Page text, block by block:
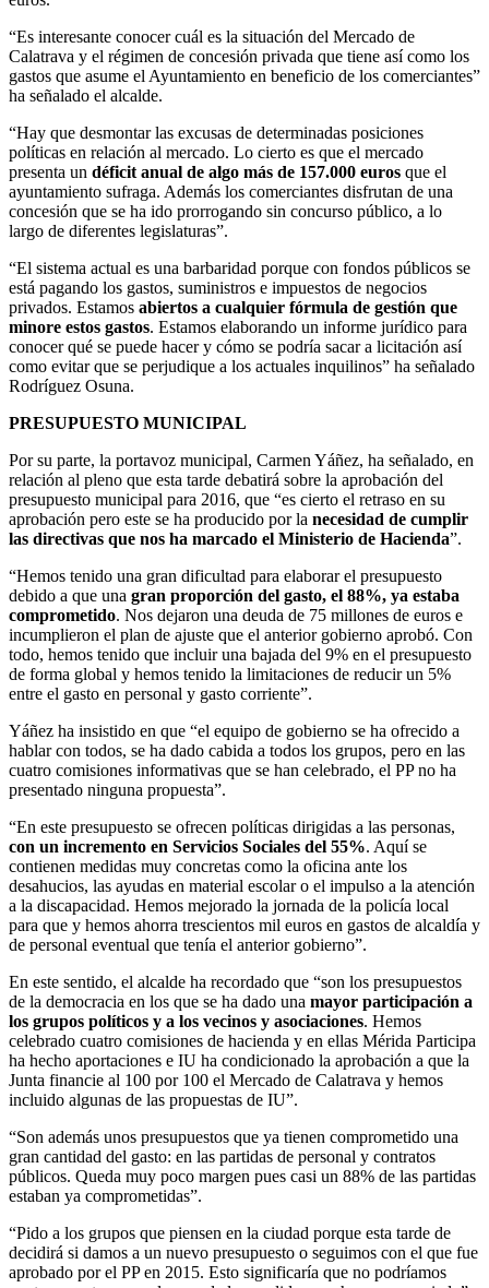
“Es interesante conocer cuál es la situación del Mercado de
Calatrava y el régimen de concesión privada que tiene así como los
gastos que asume el Ayuntamiento en beneficio de los comerciantes”
ha señalado el alcalde.
“Hay que desmontar las excusas de determinadas posiciones
políticas en relación al mercado. Lo cierto es que el mercado
presenta un déficit anual de algo más de 157.000 euros que el
ayuntamiento sufraga. Además los comerciantes disfrutan de una
concesión que se ha ido prorrogando sin concurso público, a lo
largo de diferentes legislaturas”.
“El sistema actual es una barbaridad porque con fondos públicos se
está pagando los gastos, suministros e impuestos de negocios
privados. Estamos abiertos a cualquier fórmula de gestión que
minore estos gastos. Estamos elaborando un informe jurídico para
conocer qué se puede hacer y cómo se podría sacar a licitación así
como evitar que se perjudique a los actuales inquilinos” ha señalado
Rodríguez Osuna.
PRESUPUESTO MUNICIPAL
Por su parte, la portavoz municipal, Carmen Yáñez, ha señalado, en
relación al pleno que esta tarde debatirá sobre la aprobación del
presupuesto municipal para 2016, que “es cierto el retraso en su
aprobación pero este se ha producido por la necesidad de cumplir
las directivas que nos ha marcado el Ministerio de Hacienda”.
“Hemos tenido una gran dificultad para elaborar el presupuesto
debido a que una gran proporción del gasto, el 88%, ya estaba
comprometido. Nos dejaron una deuda de 75 millones de euros e
incumplieron el plan de ajuste que el anterior gobierno aprobó. Con
todo, hemos tenido que incluir una bajada del 9% en el presupuesto
de forma global y hemos tenido la limitaciones de reducir un 5%
entre el gasto en personal y gasto corriente”.
Yáñez ha insistido en que “el equipo de gobierno se ha ofrecido a
hablar con todos, se ha dado cabida a todos los grupos, pero en las
cuatro comisiones informativas que se han celebrado, el PP no ha
presentado ninguna propuesta”.
“En este presupuesto se ofrecen políticas dirigidas a las personas,
con un incremento en Servicios Sociales del 55%. Aquí se
contienen medidas muy concretas como la oficina ante los
desahucios, las ayudas en material escolar o el impulso a la atención
a la discapacidad. Hemos mejorado la jornada de la policía local
para que y hemos ahorra trescientos mil euros en gastos de alcaldía y
de personal eventual que tenía el anterior gobierno”.
En este sentido, el alcalde ha recordado que “son los presupuestos
de la democracia en los que se ha dado una mayor participación a
los grupos políticos y a los vecinos y asociaciones. Hemos
celebrado cuatro comisiones de hacienda y en ellas Mérida Participa
ha hecho aportaciones e IU ha condicionado la aprobación a que la
Junta financie al 100 por 100 el Mercado de Calatrava y hemos
incluido algunas de las propuestas de IU”.
“Son además unos presupuestos que ya tienen comprometido una
gran cantidad del gasto: en las partidas de personal y contratos
públicos. Queda muy poco margen pues casi un 88% de las partidas
estaban ya comprometidas”.
“Pido a los grupos que piensen en la ciudad porque esta tarde de
decidirá si damos a un nuevo presupuesto o seguimos con el que fue
aprobado por el PP en 2015. Esto significaría que no podríamos